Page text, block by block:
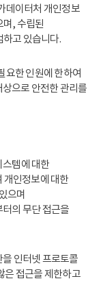
데이터처 개인정보
, 수립된
하고 있습니다.
요한 인원에 한하여
으로 안전한 관리를
템에 대한
개인정보에 대한
으며
의 무단 접근을
인터넷 프로토콜
은 접근을 제한하고